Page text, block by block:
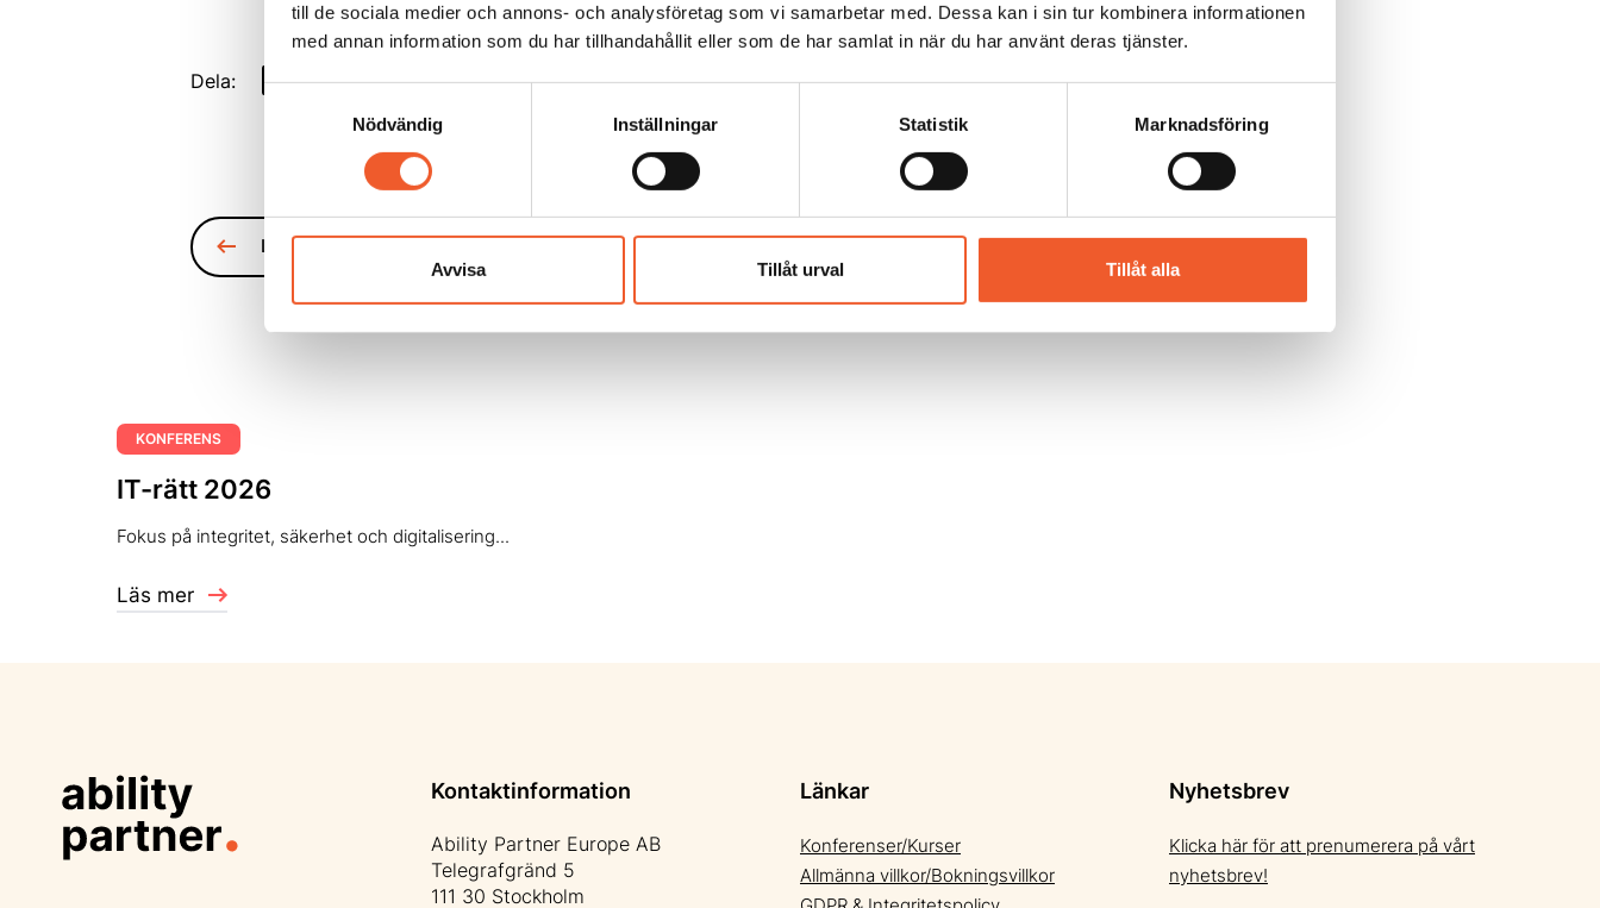
till de sociala medier och annons- och analysföretag som vi samarbetar med. Dessa kan i sin tur kombinera informationen
med annan information som du har tillhandahållit eller som de har samlat in när du har använt deras tjänster.
Samtyckesval
Nödvändig
Inställningar Statistik Marknadsföring
Avvisa Tillåt urval Tillåt alla
Dela:
Läs fler nyheter
KONFERENS
IT-rätt 2026
Fokus på integritet, säkerhet och digitalisering...
Läs mer
Kontaktinformation
Ability Partner Europe AB
Telegrafgränd 5
111 30 Stockholm
Länkar
Konferenser/Kurser
Allmänna villkor/Bokningsvillkor
Nyhetsbrev
Klicka här för att prenumerera på vårt
nyhetsbrev!